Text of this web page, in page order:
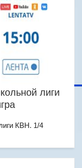
лиги
КВН. 1/4